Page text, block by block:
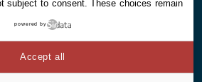
subject to consent. These choices remain
powered by
Accept all